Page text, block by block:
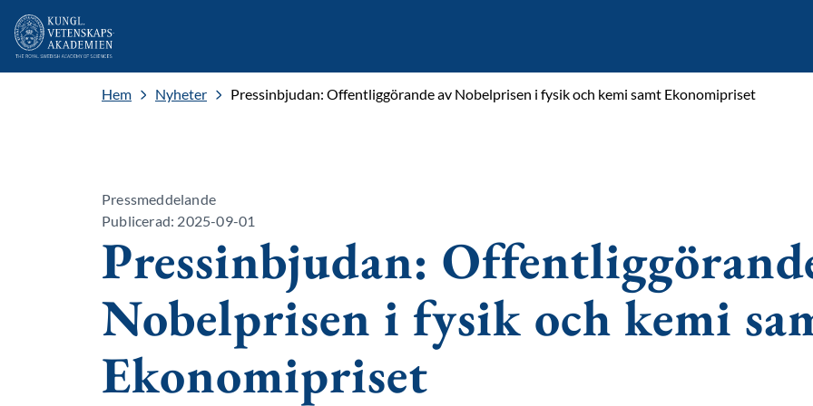
Hem Nyheter Pressinbjudan: Offentliggörande av Nobelprisen i fysik och kemi samt Ekonomipriset
Pressmeddelande
Publicerad: 2025-09-01
Pressinbjudan:
Nobelprisen i fysik och kemi
Ekonomipriset